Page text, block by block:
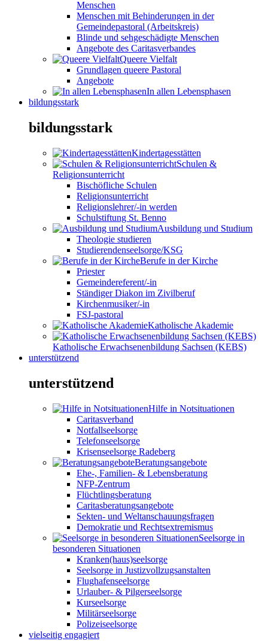
Menschen
Menschen mit Behinderungen in der
Gemeindepastoral (Arbeitskreis)
Blinde und sehgeschädigte Menschen
Angebote des Caritasverbandes
Queere Vielfalt
Grundlagen queere Pastoral
Angebote
In allen Lebensphasen
bildungsstark
bildungsstark
Kindertagesstätten
Schulen &
Religionsunterricht
Bischöfliche Schulen
Religionsunterricht
Religionslehrer/-in werden
Schulstiftung St. Benno
Ausbildung und Studium
Theologie studieren
Studierendenseelsorge/KSG
Berufe in der Kirche
Priester
Gemeindereferent/-in
Ständiger Diakon im Zivilberuf
Kirchenmusiker/-in
FSJ-pastoral
Katholische Akademie
Katholische Erwachsenenbildung Sachsen (KEBS)
unterstützend
unterstützend
Hilfe in Notsituationen
Caritasverband
Notfallseelsorge
Telefonseelsorge
Krisenseelsorge Radeberg
Beratungsangebote
Ehe-, Familien- & Lebensberatung
NFP-Zentrum
Flüchtlingsberatung
Caritasberatungsangebote
Sekten- und Weltanschauungsfragen
Demokratie und Rechtsextremismus
Seelsorge in
besonderen Situationen
Kranken(haus)seelsorge
Seelsorge in Justizvollzugsanstalten
Flughafenseelsorge
Urlauber- & Pilgerseelsorge
Kurseelsorge
Militärseelsorge
Polizeiseelsorge
vielseitig engagiert